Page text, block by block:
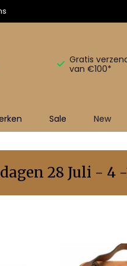
Gratis
van €100*
Sale New
28 Juli - 4